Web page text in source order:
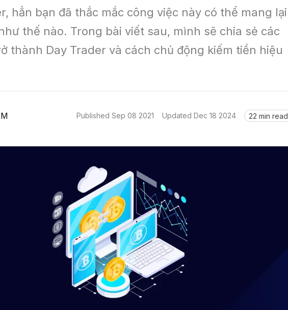
hẳn bạn đã thắc mắc công việc này có thể mang lại
thế nào. Trong bài viết sau, mình sẽ chia sẻ các
thành Day Trader và cách chủ động kiếm tiền hiệu
Published Sep 08 2021 Updated Dec 18 2024 22 min read